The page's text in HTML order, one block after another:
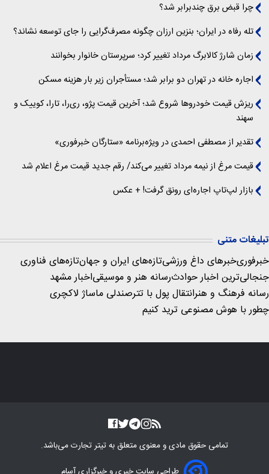
چرا قبض برق چندبرابر شد؟
تله رفاه در ایران؛ بنزین ارزان چگونه مصرف‌گرایی را جای توسعه نشاند؟
زمان شارژ کالابرگ مرداد تغییر کرد؛ سرپرستان خانوار بخوانند
اجاره خانه در تهران دو برابر شد؛ مستأجران زیر بار هزینه مسکن
ریزش قیمت خودروها شروع شد؛ آخرین قیمت پژو، ری‌را، تارا، کوییک و
سهند
تقدیر از مصطفی احمدی در ویژه‌برنامه «ستارگان خبرفوری»
قیمت مرغ از نیمه مرداد تغییر می‌کند/ رقم جدید قیمت مرغ اعلام شد
بازار لپ‌تاپ اجاره‌ای رونق گرفت! + عکس
تبلیغات متنی
خبرفوریخبرهای داغ ورزشیتازه‌های ایران و جهانتازه‌های فناوری
جنجالی‌ترین اخبار حوادثرسانه هنر و موسیقیاخبار مشهد
رسانه فرهنگ و هنرانتقال پول با تترصندلی ماساژ لاکچری
چطور با هوش مصنوعی ترید کنیم
تمامی حقوق مادی و معنوی متعلق بهتیتر تجارتمی‌باشد.